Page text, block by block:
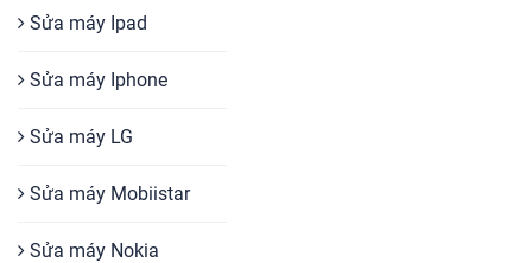
Sửa máy Ipad
Sửa máy Iphone
Sửa máy LG
Sửa máy Mobiistar
Sửa máy Nokia